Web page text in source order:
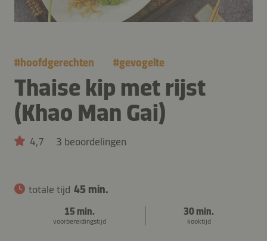
#hoofdgerechten #gevogelte
Thaise kip met rijst
(Khao Man Gai)
4,7 3 beoordelingen
totale tijd 45 min.
15 min.
voorbereidingstijd
30 min.
kooktijd